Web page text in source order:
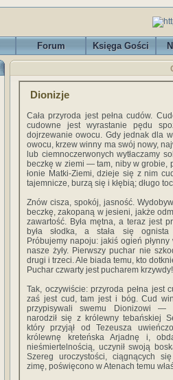
Forum Księga Gości
Dionizje
Cała przyroda jest pełna cudów.
cudowne jest wyrastanie pędu
dojrzewanie owocu. Gdy jednak dla
owocu, krzew winny ma swój nowy,
lub ciemnoczerwonych wytłaczamy
beczkę w ziemi — tam, niby w grobie,
łonie Matki-Ziemi, dzieje się z nim
tajemnicze, burzą się i kłębią; długo
Znów cisza, spokój, jasność.
beczkę, zakopaną w jesieni, jakże
zawartość. Była mętna, a teraz jest
była słodka, a stała się
Próbujemy napoju: jakiś ogień
nasze żyły. Pierwszy puchar nie
drugi i trzeci. Ale biada temu, kto
Puchar czwarty jest pucharem krzywdy!
Tak, oczywiście: przyroda pełna jest
zaś jest cud, tam jest i bóg. Cud
przypisywali swemu Dionizowi —
narodził się z królewny tebańskiej
który przyjął od Tezeusza
królewnę kreteńska Arjadnę i,
nieśmiertelnością, uczynił swoją
Szereg uroczystości, ciągnących
zimę, poświęcono w Atenach temu